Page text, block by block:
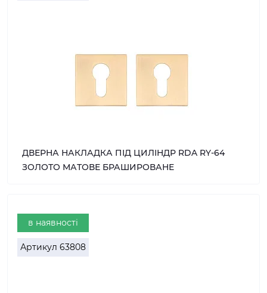
ДВЕРНА НАКЛАДКА ПІД ЦИЛІНДР RDA RY-64
ЗОЛОТО МАТОВЕ БРАШИРОВАНЕ
в наявності
Артикул 63808